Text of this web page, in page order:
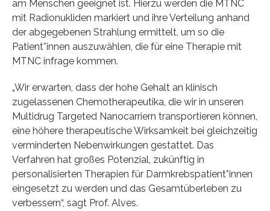
am Menschen geeignet ist. Hierzu werden die MTNC
mit Radionukliden markiert und ihre Verteilung anhand
der abgegebenen Strahlung ermittelt, um so die
Patient*innen auszuwählen, die für eine Therapie mit
MTNC infrage kommen.
„Wir erwarten, dass der hohe Gehalt an klinisch
zugelassenen Chemotherapeutika, die wir in unseren
Multidrug Targeted Nanocarriern transportieren können,
eine höhere therapeutische Wirksamkeit bei gleichzeitig
verminderten Nebenwirkungen gestattet. Das
Verfahren hat großes Potenzial, zukünftig in
personalisierten Therapien für Darmkrebspatient*innen
eingesetzt zu werden und das Gesamtüberleben zu
verbessern“, sagt Prof. Alves.